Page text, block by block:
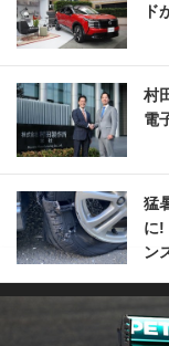
ド
村
電
猛
に!
ン